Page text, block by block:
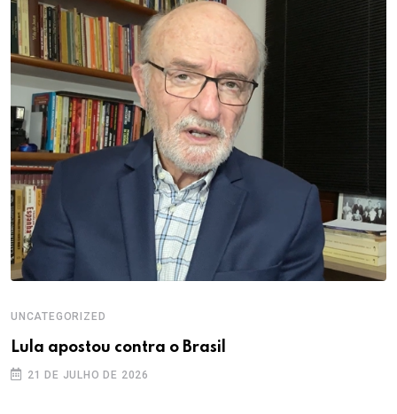
UNCATEGORIZED
Lula apostou contra o Brasil
21 DE JULHO DE 2026